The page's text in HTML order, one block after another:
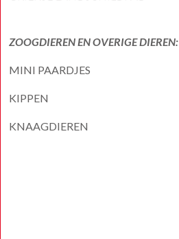
ZOOGDIEREN EN OVERIGE DIEREN:
MINI PAARDJES
KIPPEN
KNAAGDIEREN